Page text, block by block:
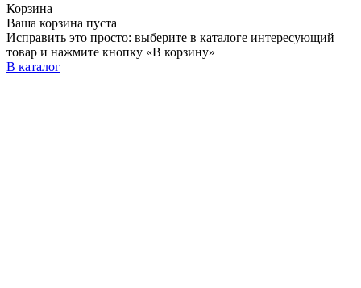
Корзина
Ваша корзина пуста
Исправить это просто: выберите в каталоге интересующий
товар и нажмите кнопку «В корзину»
В каталог